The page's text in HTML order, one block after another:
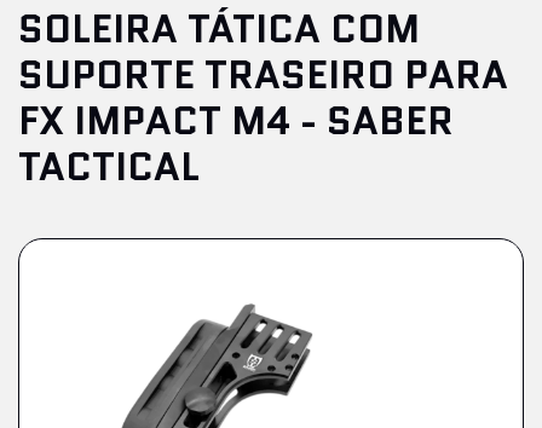
SOLEIRA TÁTICA COM
SUPORTE TRASEIRO PARA
FX IMPACT M4 - SABER
TACTICAL